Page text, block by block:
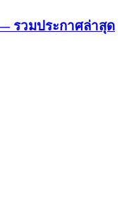
รวมประกาศล่าสุด